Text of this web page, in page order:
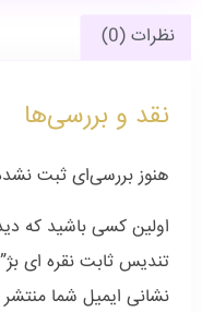
نظرات (0)
نقد و بررسی‌ها
هنوز بررسی‌ای ثبت
اولین کسی باشید که
تندیس ثابت نقره ای بژ”
نشانی ایمیل شما